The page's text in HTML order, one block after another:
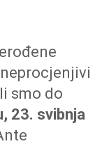
smo do
23. svibnja